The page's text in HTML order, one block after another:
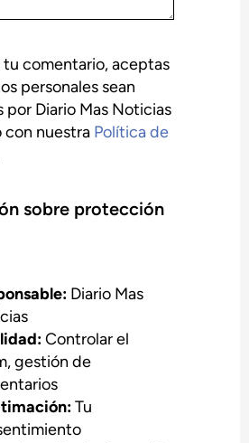
comentario, aceptas
personales sean
por Diario Mas Noticias
con nuestra Política de
sobre protección
Diario Mas
Controlar el
gestión de
Tu